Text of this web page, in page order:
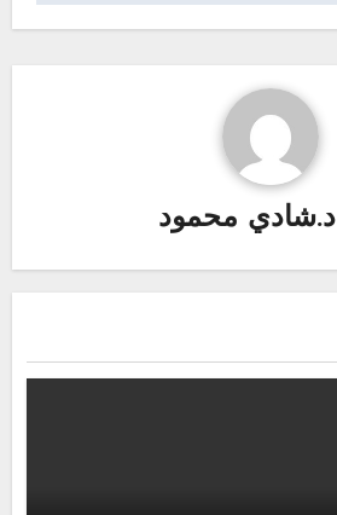
د.شادي محمود